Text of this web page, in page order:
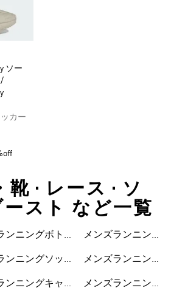
ソー
/
カー
• レース • ソ
ースト など一覧
ンニングボトム
ンニングソック
ンニングキャッ
メンズランニング
メンズランニング
メンズランニング